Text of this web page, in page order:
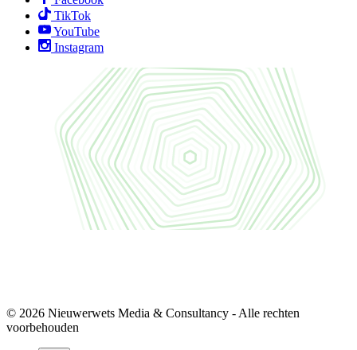
TikTok
YouTube
Instagram
© 2026 Nieuwerwets Media & Consultancy - Alle rechten
voorbehouden